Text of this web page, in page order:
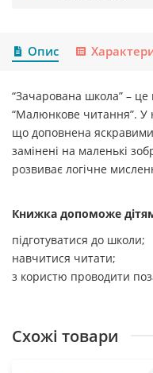
Опис
“Зачарована школа” –
“Малюнкове читання”. У
що доповнена яскравими
замінені на маленькі
розвиває логічне
Книжка допоможе
підготуватися до школи;
навчитися читати;
з користю проводити
Схожі товари